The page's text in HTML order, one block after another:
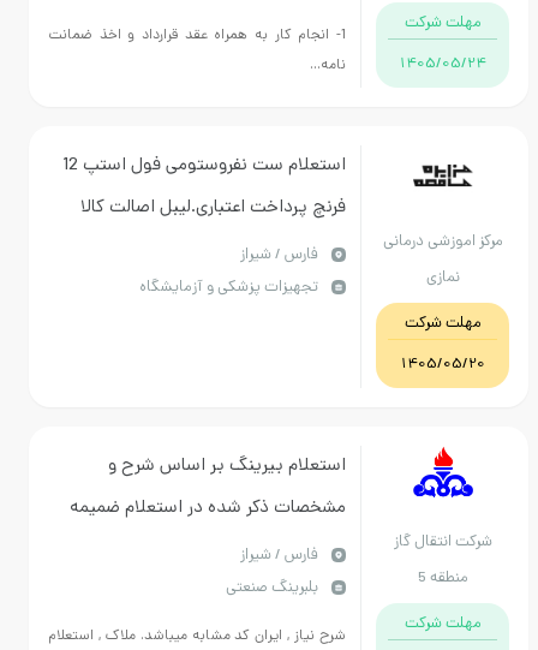
شرکت
1405/
پرداخت
1- انجام کار به همراه عقد قرارداد و اخذ ضمانت
نامه...
درمانی
شرکت
1405/
استعلام ست نفروستومی فول استپ 12
فرنچ پرداخت اعتباری.لیبل اصالت کالا
بصورت فعال الزامی.تاریخ انقضا بلند
مدت.تاییدیه از بخش الزامی
میباشد.IMED و IRC معتبر
فارس / شیراز
تجهیزات پزشکی و آزمایشگاه
گاز
شرکت
استعلام بیرینگ بر اساس شرح و
مشخصات ذکر شده در استعلام ضمیمه
فارس / شیراز
بلبرینگ صنعتی
شرح نیاز , ایران کد مشابه میباشد. ملاک , استعلام